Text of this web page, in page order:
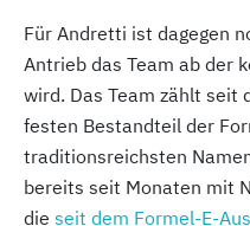
Für Andretti ist dagegen
Antrieb das Team ab der
wird. Das Team zählt
festen Bestandteil der
traditionsreichsten
bereits seit Monaten mit
die seit dem Formel-E-